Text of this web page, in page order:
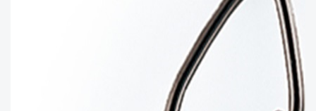
この条件で検索する
使用感や傷のある一般的な中古
かなり使用感があり、全体的に
目立つ傷が多い品